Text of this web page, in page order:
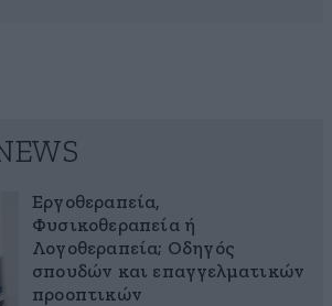
Εργοθεραπεία,
Φυσικοθεραπεία ή
Λογοθεραπεία; Οδηγός
σπουδών και επαγγελματικών
προοπτικών